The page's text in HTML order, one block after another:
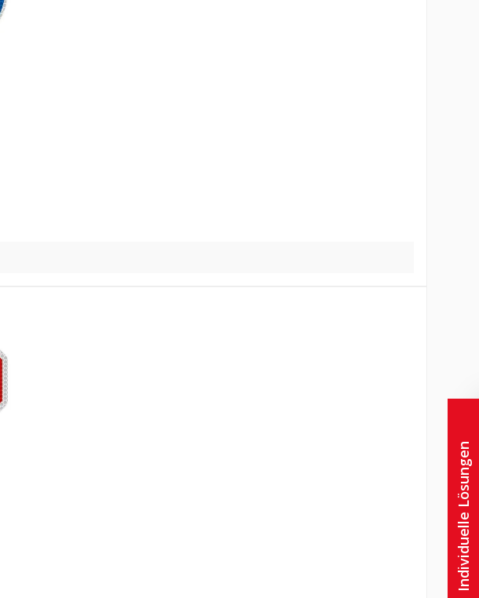
Individuelle Lösungen